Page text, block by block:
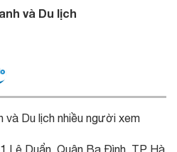
và Du lịch
và Du lịch nhiều người xem
Lê Duẩn, Quận Ba Đình, TP Hà